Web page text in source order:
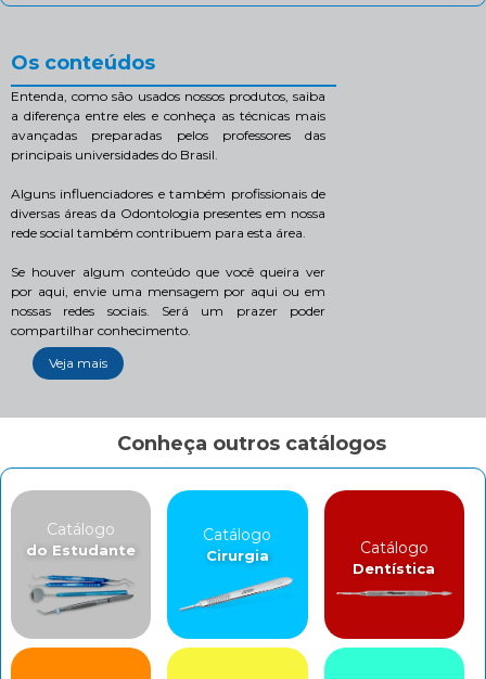
Os conteúdos
Entenda, como são usados nossos produtos, saiba
a diferença entre eles e conheça as técnicas mais
avançadas preparadas pelos professores das
principais universidades do Brasil.
Alguns influenciadores e também profissionais de
diversas áreas da Odontologia presentes em nossa
rede social também contribuem para esta área.
Se houver algum conteúdo que você queira ver
por aqui, envie uma mensagem por aqui ou em
nossas redes sociais. Será um prazer poder
compartilhar conhecimento.
Veja mais
Conheça outros catálogos
Catálogo
do Estudante
Catálogo
Cirurgia Catálogo
Dentística